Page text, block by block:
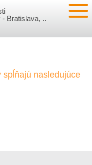
- Bratislava, ..
spĺňajú nasledujúce